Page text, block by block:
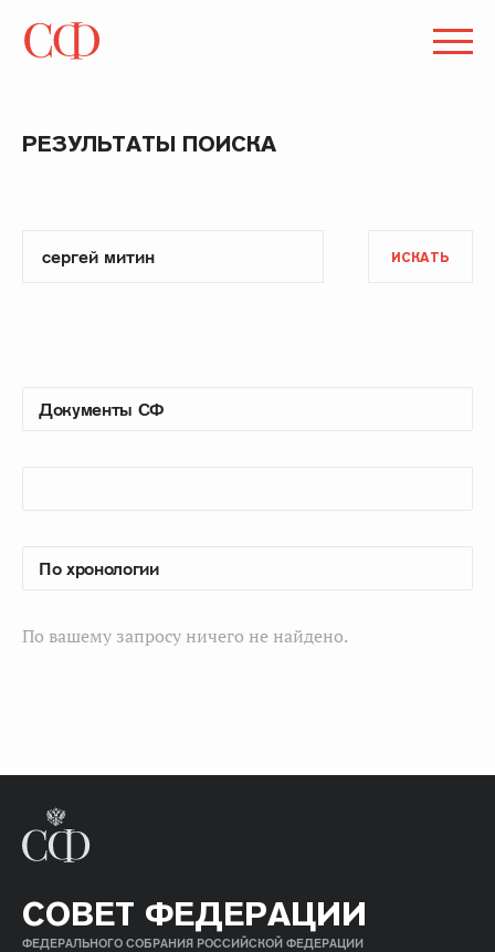
РЕЗУЛЬТАТЫ ПОИСКА
ИСКАТЬ
По вашему запросу ничего не найдено.
СОВЕТ ФЕДЕРАЦИИ
ФЕДЕРАЛЬНОГО СОБРАНИЯ РОССИЙСКОЙ ФЕДЕРАЦИИ